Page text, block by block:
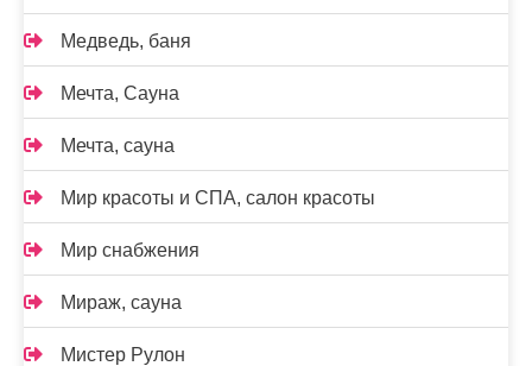
Медведь, баня
Мечта, Сауна
Мечта, сауна
Мир красоты и СПА, салон красоты
Мир снабжения
Мираж, сауна
Мистер Рулон